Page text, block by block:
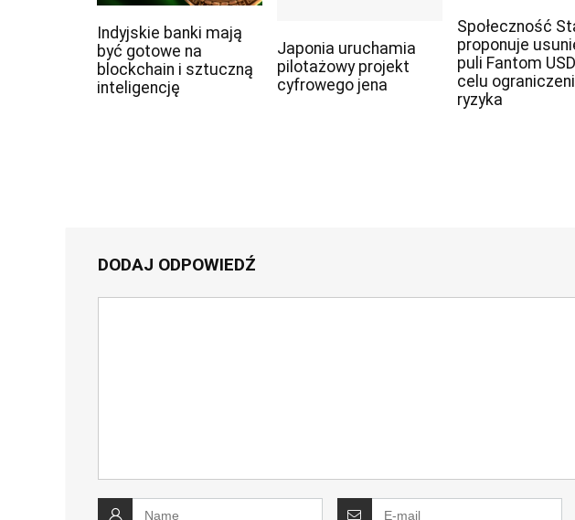
Indyjskie banki mają
być gotowe na
blockchain i sztuczną
inteligencję
Japonia uruchamia
pilotażowy projekt
cyfrowego jena
Społeczność
proponuje
puli Fantom
celu
ryzyka
DODAJ ODPOWIEDŹ